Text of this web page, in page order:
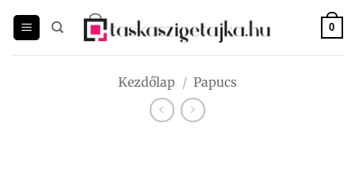
0
Kezdőlap / Papucs